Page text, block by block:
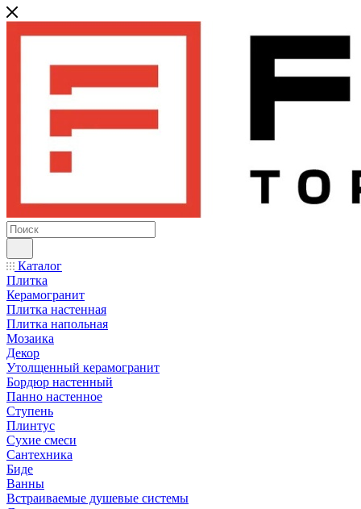
Каталог
Плитка
Керамогранит
Плитка настенная
Плитка напольная
Мозаика
Декор
Утолщенный керамогранит
Бордюр настенный
Панно настенное
Ступень
Плинтус
Сухие смеси
Сантехника
Биде
Ванны
Встраиваемые душевые системы